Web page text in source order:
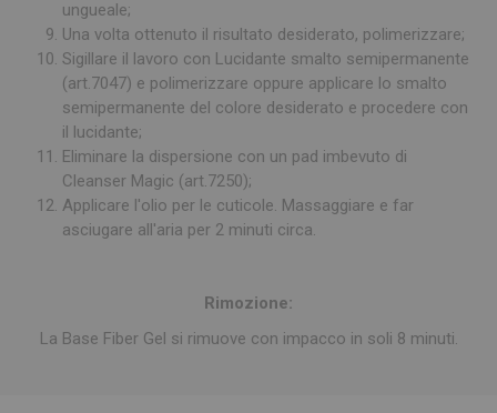
ungueale;
Una volta ottenuto il risultato desiderato, polimerizzare;
Sigillare il lavoro con Lucidante smalto semipermanente
(art.7047) e polimerizzare oppure applicare lo smalto
semipermanente del colore desiderato e procedere con
il lucidante;
Eliminare la dispersione con un pad imbevuto di
Cleanser Magic (art.7250);
Applicare l'olio per le cuticole. Massaggiare e far
asciugare all'aria per 2 minuti circa.
Rimozione:
La Base Fiber Gel si rimuove con impacco in soli 8 minuti.